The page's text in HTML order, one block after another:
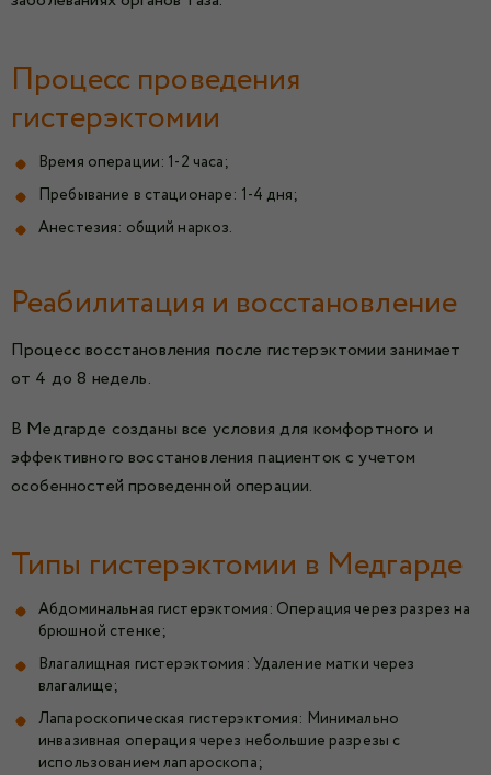
Процесс проведения
гистерэктомии
Время операции: 1-2 часа;
Пребывание в стационаре: 1-4 дня;
Анестезия: общий наркоз.
Реабилитация и восстановление
Процесс восстановления после гистерэктомии занимает
от 4 до 8 недель.
В Медгарде созданы все условия для комфортного и
эффективного восстановления пациенток с учетом
особенностей проведенной операции.
Типы гистерэктомии в Медгарде
Абдоминальная гистерэктомия: Операция через разрез на
брюшной стенке;
Влагалищная гистерэктомия: Удаление матки через
влагалище;
Лапароскопическая гистерэктомия: Минимально
инвазивная операция через небольшие разрезы с
использованием лапароскопа;